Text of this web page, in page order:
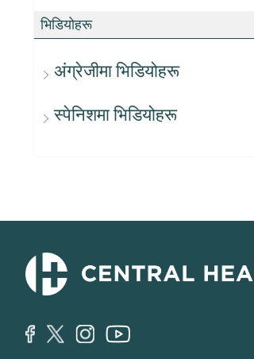
भिडियोहरू
अंग्रेजीमा भिडियोहरू
स्पेनिशमा भिडियोहरू